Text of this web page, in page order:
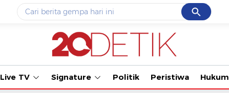
Cancel
Yang sedang ramai dicari
data live draw sgp
#3prabowo
Tonton kabar
Live TV Signature Politik Peristiwa Hukum